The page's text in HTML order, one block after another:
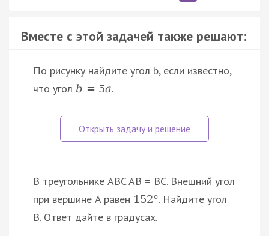
Вместе с этой задачей также решают:
По рисунку найдите угол b, если известно,
что угол b = 5a.
В треугольнике ABC AB = BC. Внешний угол
при вершине A равен 152°. Найдите угол
B. Ответ дайте в градусах.